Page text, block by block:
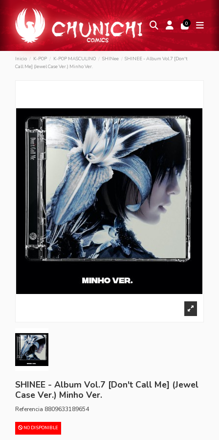
0
Inicio K-POP K-POP MASCULINO SHINee
SHINEE - Album Vol.7 [Don't
Call Me] (Jewel Case Ver.) Minho Ver.
SHINEE - Album Vol.7 [Don't Call Me] (Jewel
Case Ver.) Minho Ver.
Referencia 8809633189654
NO DISPONIBLE